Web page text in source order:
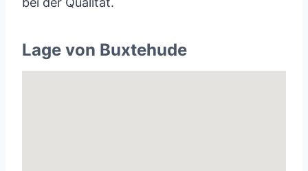
Lage von Buxtehude